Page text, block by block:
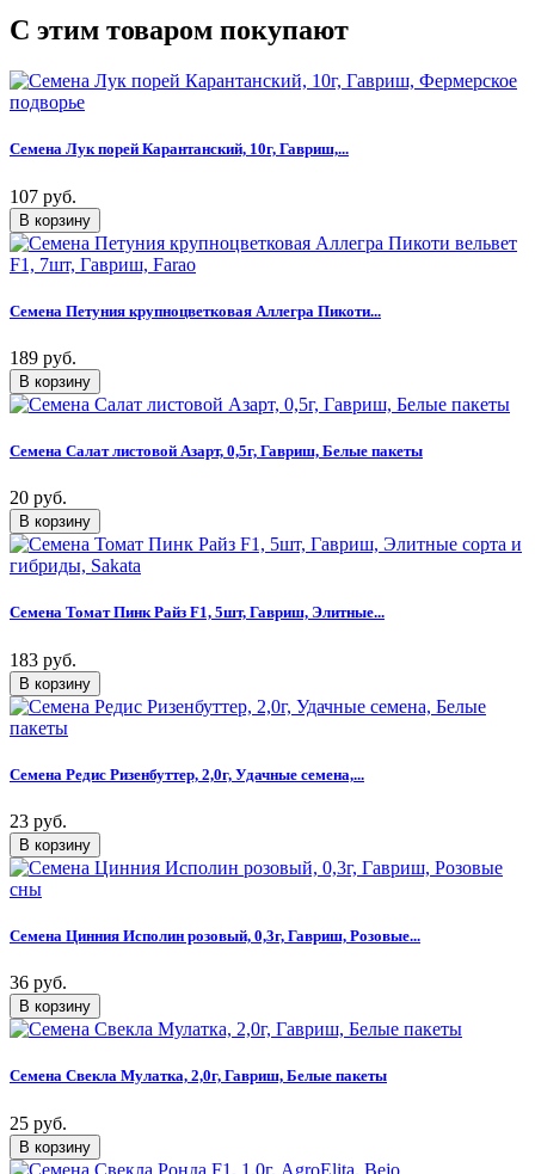
C этим товаром покупают
Семена Лук порей Карантанский, 10г, Гавриш,...
107 руб.
Семена Петуния крупноцветковая Аллегра Пикоти...
189 руб.
Семена Салат листовой Азарт, 0,5г, Гавриш, Белые пакеты
20 руб.
Семена Томат Пинк Райз F1, 5шт, Гавриш, Элитные...
183 руб.
Семена Редис Ризенбуттер, 2,0г, Удачные семена,...
23 руб.
Семена Цинния Исполин розовый, 0,3г, Гавриш, Розовые...
36 руб.
Семена Свекла Мулатка, 2,0г, Гавриш, Белые пакеты
25 руб.